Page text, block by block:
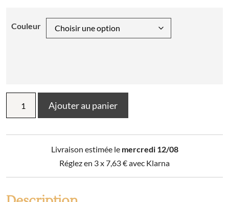
Couleur
Tablier
Ajouter au panier
Livraison estimée le mercredi 12/08
Réglez en 3 x7,63€avec Klarna